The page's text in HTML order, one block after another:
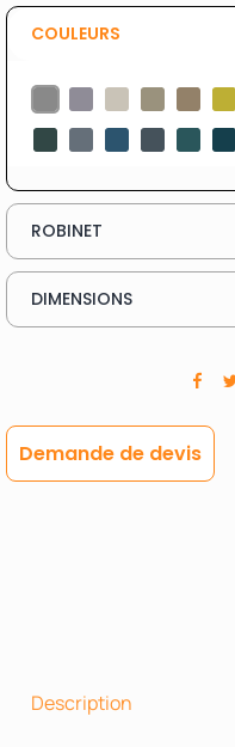
COULEURS
ROBINET
DIMENSIONS
Demande de devis
Description